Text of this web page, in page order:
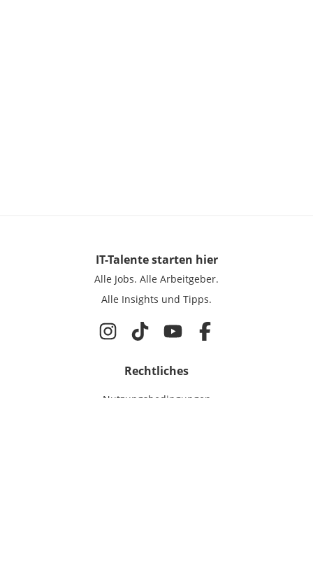
IT-Talentestarten hier
Alle Jobs. Alle Arbeitgeber.
Alle Insights und Tipps.
Rechtliches
Nutzungsbedingungen